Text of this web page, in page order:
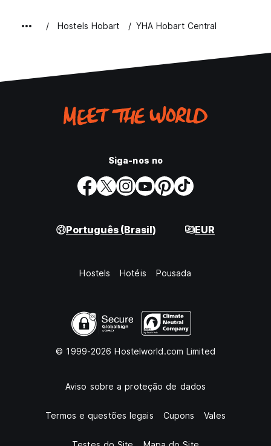
Hostels Hobart YHA Hobart Central
Siga-nos no
Português (Brasil) EUR
Hostels Hotéis Pousada
© 1999-2026 Hostelworld.com Limited
Aviso sobre a proteção de dados
Termos e questões legais Cupons Vales